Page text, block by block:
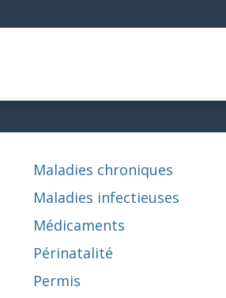
Maladies chroniques
Maladies infectieuses
Médicaments
Périnatalité
Permis